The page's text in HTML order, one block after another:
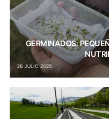
GERMINADOS:
28 JULIO 2025